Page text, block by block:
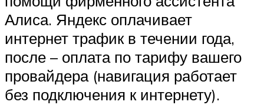
Алиса. Яндекс оплачивает
интернет трафик в течении года,
после – оплата по тарифу вашего
провайдера (навигация работает
без подключения к интернету).